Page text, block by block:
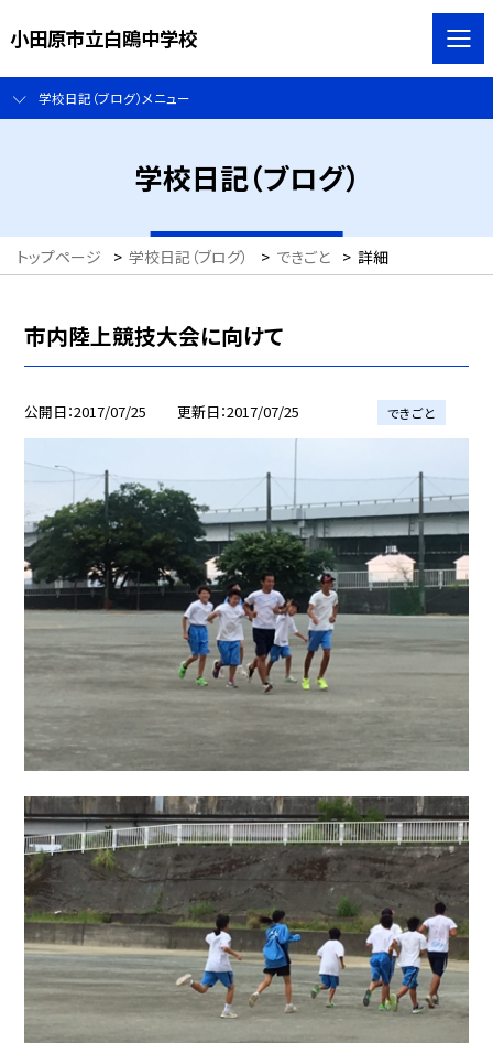
小田原市立白鴎中学校
学校日記（ブログ）メニュー
学校日記（ブログ）
トップページ > 学校日記（ブログ） > できごと > 詳細
市内陸上競技大会に向けて
公開日 2017/07/25 更新日 2017/07/25 できごと